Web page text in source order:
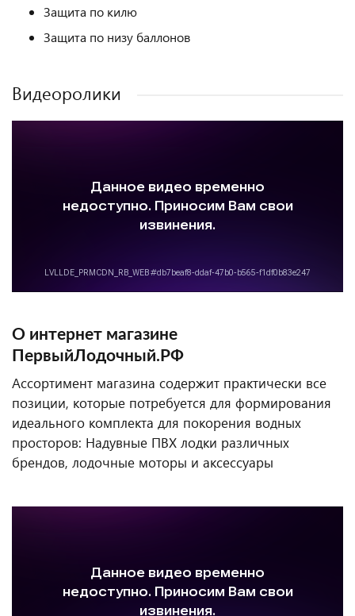
Защита по килю
Защита по низу баллонов
Видеоролики
О интернет магазине
ПервыйЛодочный.РФ
Ассортимент магазина содержит практически все
позиции, которые потребуется для формирования
идеального комплекта для покорения водных
просторов: Надувные ПВХ лодки различных
брендов, лодочные моторы и аксессуары